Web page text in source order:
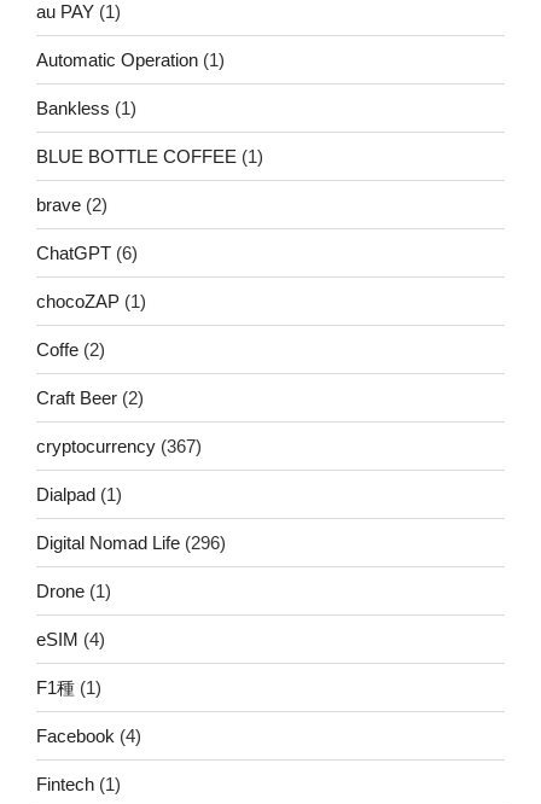
au PAY (1)
Automatic Operation (1)
Bankless (1)
BLUE BOTTLE COFFEE (1)
brave (2)
ChatGPT (6)
chocoZAP (1)
Coffe (2)
Craft Beer (2)
cryptocurrency (367)
Dialpad (1)
Digital Nomad Life (296)
Drone (1)
eSIM (4)
F1種 (1)
Facebook (4)
Fintech (1)